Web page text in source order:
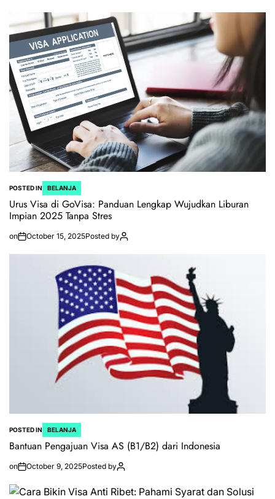
POSTED IN BELANJA
Urus Visa di GoVisa: Panduan Lengkap Wujudkan Liburan
Impian 2025 Tanpa Stres
on October 15, 2025Posted by
POSTED IN BELANJA
Bantuan Pengajuan Visa AS (B1/B2) dari Indonesia
on October 9, 2025Posted by